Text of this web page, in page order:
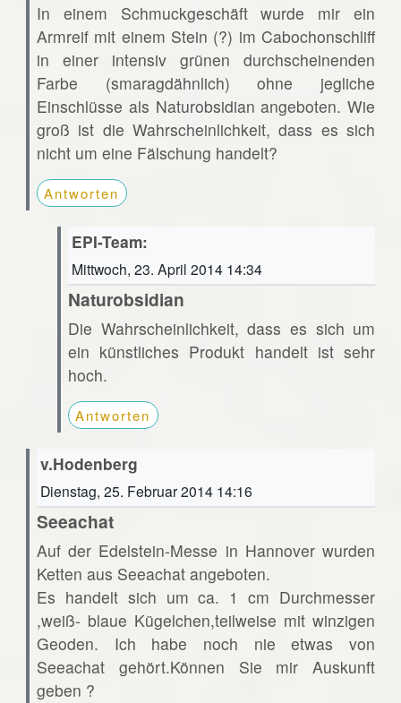
In einem Schmuckgeschäft wurde mir ein
Armreif mit einem Stein (?) im Cabochonschliff
in einer intensiv grünen durchscheinenden
Farbe (smaragdähnlich) ohne jegliche
Einschlüsse als Naturobsidian angeboten. Wie
groß ist die Wahrscheinlichkeit, dass es sich
nicht um eine Fälschung handelt?
Antworten
EPI-Team:
Mittwoch, 23. April 2014 14:34
Naturobsidian
Die Wahrscheinlichkeit, dass es sich um
ein künstliches Produkt handelt ist sehr
hoch.
Antworten
v.Hodenberg
Dienstag, 25. Februar 2014 14:16
Seeachat
Auf der Edelstein-Messe in Hannover wurden
Ketten aus Seeachat angeboten.
Es handelt sich um ca. 1 cm Durchmesser
,weiß- blaue Kügelchen,teilweise mit winzigen
Geoden. Ich habe noch nie etwas von
Seeachat gehört.Können Sie mir Auskunft
geben ?